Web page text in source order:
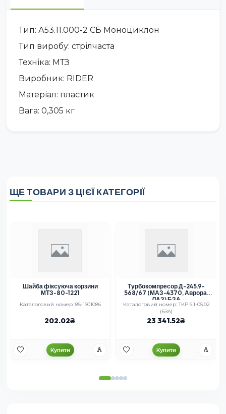
Тип: А53.11.000-2 СБ Моноциклон
Тип виробу: стрілчаста
Техніка: МТЗ
Виробник: RIDER
Матеріал: пластик
Вага: 0,305 кг
ЩЕ ТОВАРИ З ЦІЄЇ КАТЕГОРІЇ
Шайба фіксуюча корзини
МТЗ-80-1221
Каталоговий номер: 85-1601086
202.02
Купити
Турбокомпресор Д-245.9-
568/67 (МАЗ-4370, Аврора.
ЛАЗ) БЗА
Каталоговий номер: ТКР 6.1-05.02
(БЗА)
23 341.52
Купити